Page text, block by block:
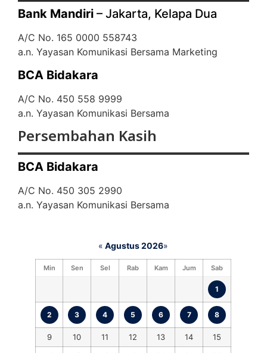
Bank Mandiri – Jakarta, Kelapa Dua
A/C No. 165 0000 558743
a.n. Yayasan Komunikasi Bersama Marketing
BCA Bidakara
A/C No. 450 558 9999
a.n. Yayasan Komunikasi Bersama
Persembahan Kasih
BCA Bidakara
A/C No. 450 305 2990
a.n. Yayasan Komunikasi Bersama
« Agustus 2026»
Min Sen Sel Rab Kam Jum Sab
1
2 3 4 5 6 7 8
9 10 11 12 13 14
15